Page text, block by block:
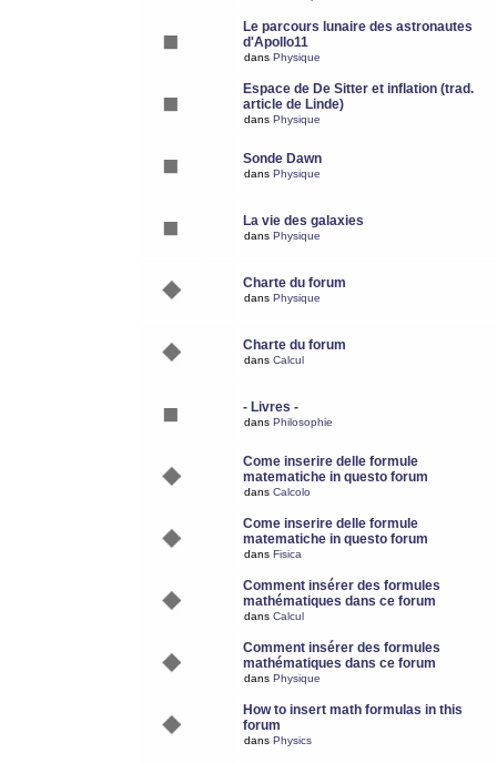
Le parcours lunaire des astronautes
d'Apollo11
dans Physique
Espace de De Sitter et inflation (trad.
article de Linde)
dans Physique
Sonde Dawn
dans Physique
La vie des galaxies
dans Physique
Charte du forum
dans Physique
Charte du forum
dans Calcul
- Livres -
dans Philosophie
Come inserire delle formule
matematiche in questo forum
dans Calcolo
Come inserire delle formule
matematiche in questo forum
dans Fisica
Comment insérer des formules
mathématiques dans ce forum
dans Calcul
Comment insérer des formules
mathématiques dans ce forum
dans Physique
How to insert math formulas in this
forum
dans Physics